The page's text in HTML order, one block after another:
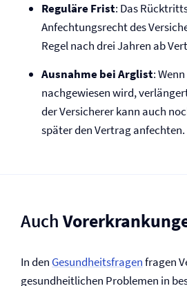
Reguläre Frist: Das
Anfechtungsrecht des
Regel nach drei Jahren ab
Ausnahme bei Arglist:
nachgewiesen wird,
der Versicherer kann auch
später den Vertrag anfechten.
Auch
In den Gesundheitsfragenfragen
gesundheitlichen Problemen in